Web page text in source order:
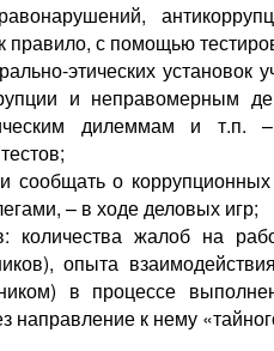
правило, с помощью
этических установок
и неправомерным
дилеммам и т.п.
сообщать о
– в ходе деловых игр;
количества жалоб на
опыта
в процессе
направление к нему